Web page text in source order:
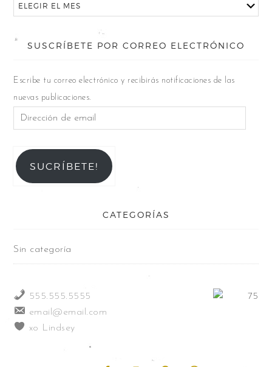
SUSCRÍBETE POR CORREO ELECTRÓNICO
Escribe tu correo electrónico y recibirás notificaciones de las
nuevas publicaciones.
SUCRÍBETE!
CATEGORÍAS
Sin categoría
555.555.5555
email@email.com
xo Lindsey